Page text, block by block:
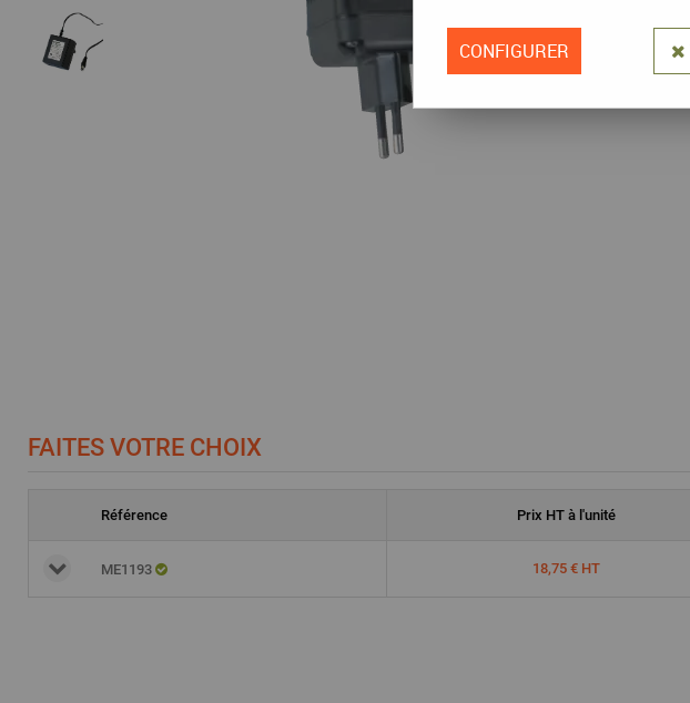
FAITES VOTRE CHOIX
Référence Prix HTà l'unité
ME1193 18,75 € HT
CONFIGURER